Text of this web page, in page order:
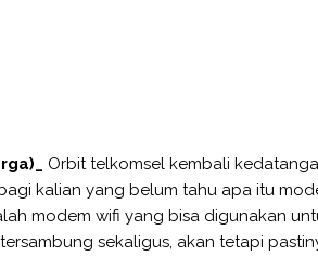
Orbit telkomsel kembali
kalian yang belum tahu apa itu
modem wifi yang bisa digunakan
sekaligus, akan tetapi